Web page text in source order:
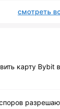
смотреть
карту Bybit